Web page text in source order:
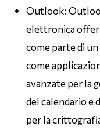
Outlook:
elettronica
come parte di
come
avanzate per la
del calendario e
per la